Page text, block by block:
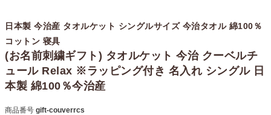
日本製 今治産 タオルケット シングルサイズ 今治タオル 綿100％
コットン 寝具
(お名前刺繍ギフト) タオルケット 今治 クーベルチ
ュール Relax ※ラッピング付き 名入れ シングル 日
本製 綿100％今治産
商品番号 gift-couverrcs